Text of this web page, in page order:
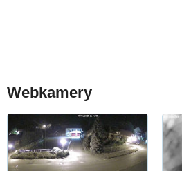
Webkamery